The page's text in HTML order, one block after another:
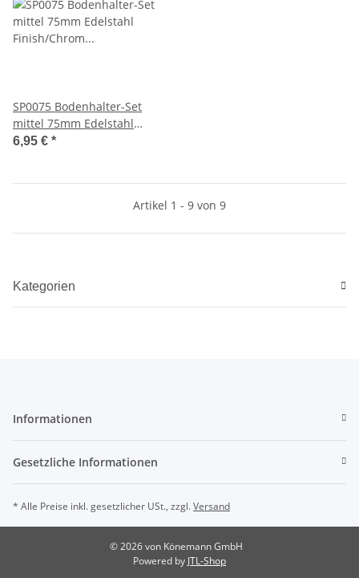
SP0075 Bodenhalter-Set
mittel 75mm Edelstahl
Finish/Chrom poliert
6,95 € *
Artikel 1 - 9 von 9
Kategorien
Informationen
Gesetzliche Informationen
* Alle Preise inkl. gesetzlicher USt., zzgl.Versand
© 2026 von Könemann GmbH
Powered by JTL-Shop